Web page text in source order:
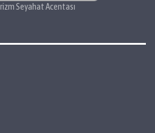
Seyahat Acentası